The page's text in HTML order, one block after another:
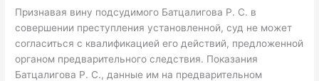
Признавая вину подсудимого Батцалигова Р. С. в
совершении преступления установленной, суд не может
согласиться с квалификацией его действий, предложенной
органом предварительного следствия. Показания
Батцалигова Р. С., данные им на предварительном